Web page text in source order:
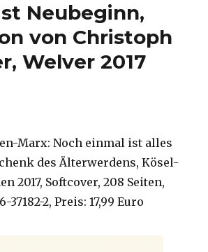
Neubeginn,
von Christoph
Welver 2017
Marx: Noch einmal ist alles
des Älterwerdens, Kösel-
2017, Softcover, 208 Seiten,
37182-2, Preis: 17,99 Euro